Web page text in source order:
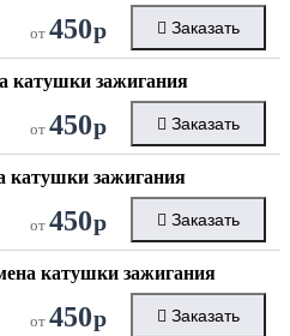
от 450р Заказать
катушки зажигания
от 450р Заказать
катушки зажигания
от 450р Заказать
катушки зажигания
от 450р Заказать